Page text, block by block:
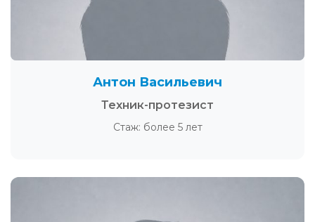
Антон Васильевич
Техник-протезист
Стаж: более 5 лет